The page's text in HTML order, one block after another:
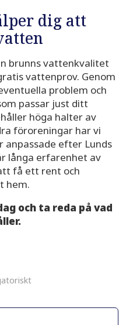
dig att
brunns vattenkvalitet
vattenprov. Genom
problem och
passar just ditt
höga halter av
föroreningar har vi
efter Lunds
långa erfarenhet av
få ett rent och
hem.
och ta reda på vad